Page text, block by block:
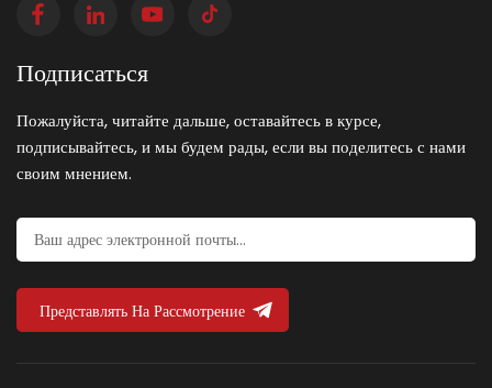
Подписаться
Пожалуйста, читайте дальше, оставайтесь в курсе,
подписывайтесь, и мы будем рады, если вы поделитесь с нами
своим мнением.
Представлять На Рассмотрение